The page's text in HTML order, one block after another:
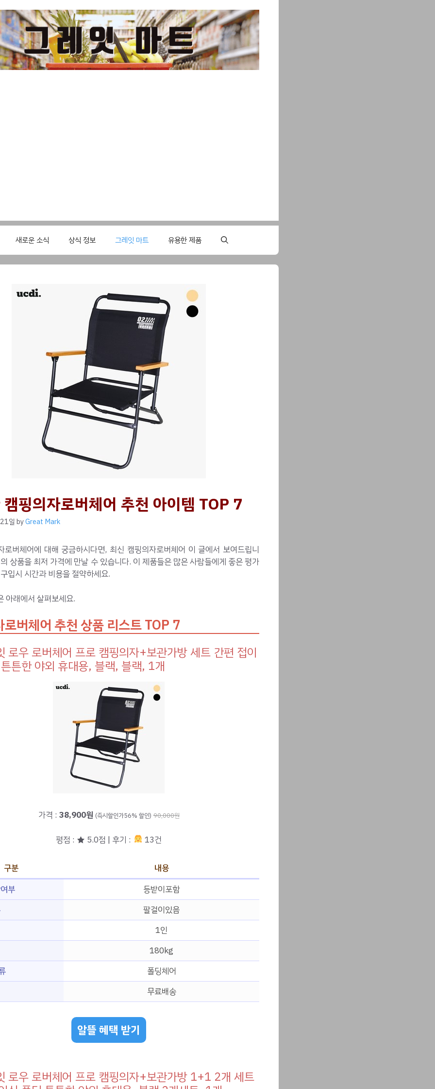
새로운 소식 상식 정보 그레잇 마트 유용한 제품
핑의자로버체어 추천 아이템 TOP 7
일 byGreat Mark
로버체어에 대해 궁금하시다면, 최신 캠핑의자로버체어 이 글에서 보여드립니
상품을 최저 가격에 만날 수 있습니다. 이 제품들은 많은 사람들에게 좋은 평가
입시 시간과 비용을 절약하세요.
아래에서 살펴보세요.
로버체어 추천 상품 리스트 TOP 7
로우 로버체어 프로 캠핑의자+보관가방 세트 간편 접이
튼한 야외 휴대용, 블랙, 블랙, 1개
가격 : 38,900원 (즉시할인가56% 할인) 90,000원
평점 : ★ 5.0점 | 후기 : 13건
구분
내용
부
등받이포함
팔걸이있음
1인
180kg
폴딩체어
무료배송
알뜰 혜택 받기
로우 로버체어 프로 캠핑의자+보관가방 1+1 2개 세트